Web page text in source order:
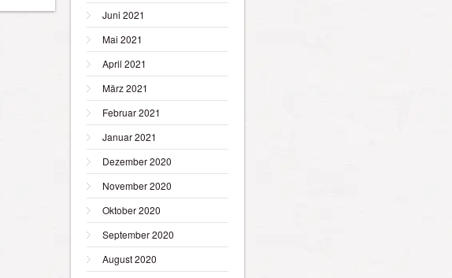
Juni 2021
Mai 2021
April 2021
März 2021
Februar 2021
Januar 2021
Dezember 2020
November 2020
Oktober 2020
September 2020
August 2020